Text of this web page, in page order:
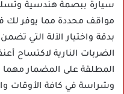
سيارة ببصمة هندسية
مواقف محددة مما يوفر
بدقة واختيار الآلة التي
الضربات النارية
المطلقة على المضمار
وشراسة في كافة الأوقات